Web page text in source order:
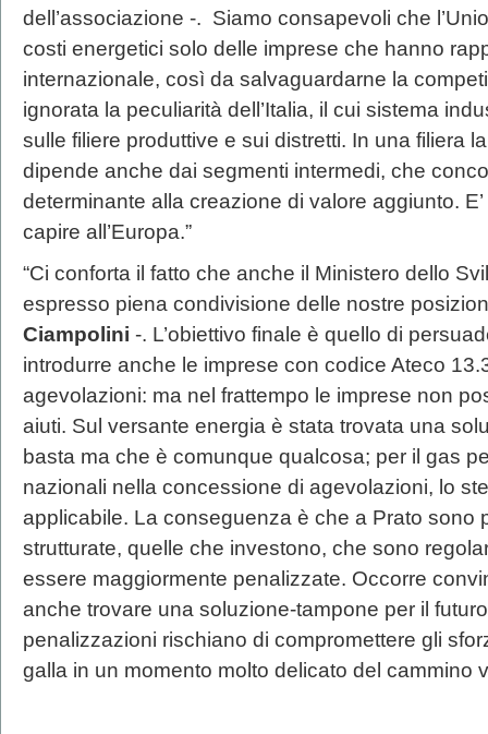
dell’associazione -. Siamo consapevoli che
costi energetici solo delle imprese che hanno
internazionale, così da salvaguardarne la
ignorata la peculiarità dell’Italia, il cui sistema
sulle filiere produttive e sui distretti. In una filiera
dipende anche dai segmenti intermedi, che
determinante alla creazione di valore aggiunto.
capire all’Europa.”
“Ci conforta il fatto che anche il Ministero dello
espresso piena condivisione delle nostre
Ciampolini -. L’obiettivo finale è quello di
introdurre anche le imprese con codice Ateco
agevolazioni: ma nel frattempo le imprese non
aiuti. Sul versante energia è stata trovata una
basta ma che è comunque qualcosa; per il gas
nazionali nella concessione di agevolazioni, lo
applicabile. La conseguenza è che a Prato sono
strutturate, quelle che investono, che sono
essere maggiormente penalizzate. Occorre
anche trovare una soluzione-tampone per il
penalizzazioni rischiano di compromettere gli
galla in un momento molto delicato del cammino